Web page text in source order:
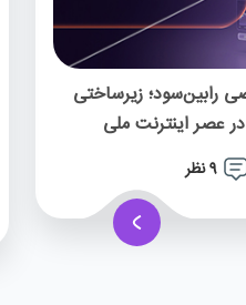
رابین‌سود؛ زیرساختی
در عصر اینترنت ملی
9 نظر